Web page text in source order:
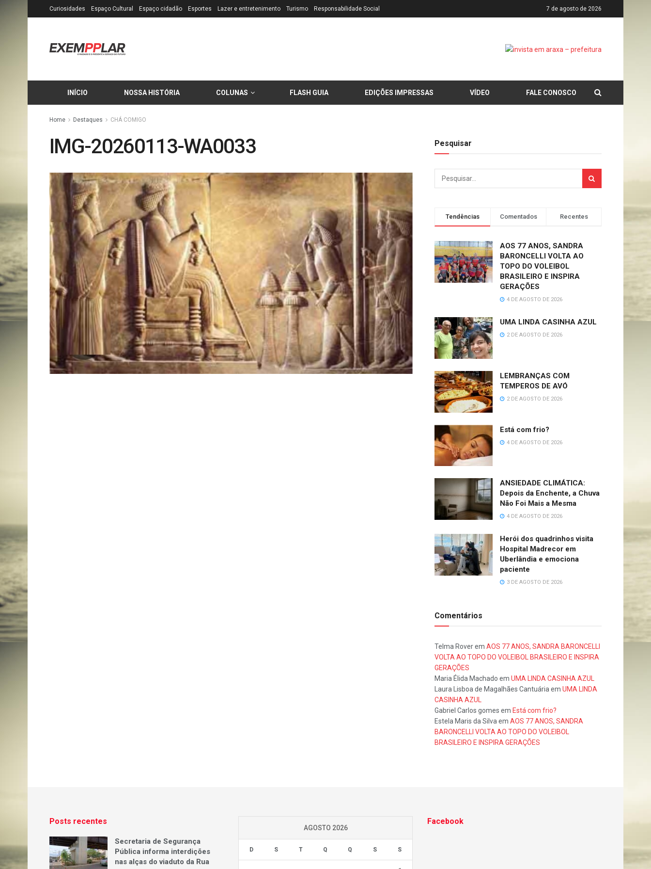
Curiosidades Espaço Cultural Espaço cidadão Esportes Lazer e entretenimento Turismo Responsabilidade Social 7 de agosto de 2026
INÍCIO NOSSA HISTÓRIA COLUNAS FLASH GUIA EDIÇÕES IMPRESSAS VÍDEO FALE CONOSCO
Home Destaques CHÁ COMIGO
IMG-20260113-WA0033 Pesquisar
Tendências Comentados Recentes
AOS 77 ANOS, SANDRA
BARONCELLI VOLTA AO
TOPO DO VOLEIBOL
BRASILEIRO E INSPIRA
GERAÇÕES
4 DE AGOSTO DE 2026
UMA LINDA CASINHA AZUL
2 DE AGOSTO DE 2026
LEMBRANÇAS COM
TEMPEROS DE AVÓ
2 DE AGOSTO DE 2026
Está com frio?
4 DE AGOSTO DE 2026
ANSIEDADE CLIMÁTICA:
Depois da Enchente, a Chuva
Não Foi Mais a Mesma
4 DE AGOSTO DE 2026
Herói dos quadrinhos visita
Hospital Madrecor em
Uberlândia e emociona
paciente
3 DE AGOSTO DE 2026
Comentários
Telma Roverem AOS 77 ANOS, SANDRA BARONCELLI
VOLTA AO TOPO DO VOLEIBOL BRASILEIRO E INSPIRA
GERAÇÕES
Maria Élida Machado em UMA LINDA CASINHA AZUL
Laura Lisboa de Magalhães Cantuáriaem UMA LINDA
CASINHA AZUL
Gabriel Carlos gomes em Está com frio?
Estela Maris da Silvaem AOS 77 ANOS, SANDRA
BARONCELLI VOLTA AO TOPO DO VOLEIBOL
BRASILEIRO E INSPIRA GERAÇÕES
Posts recentes
Secretaria de Segurança
Pública informa interdições
nas alças do viaduto da Rua
AGOSTO 2026
D S T Q Q S S
Facebook